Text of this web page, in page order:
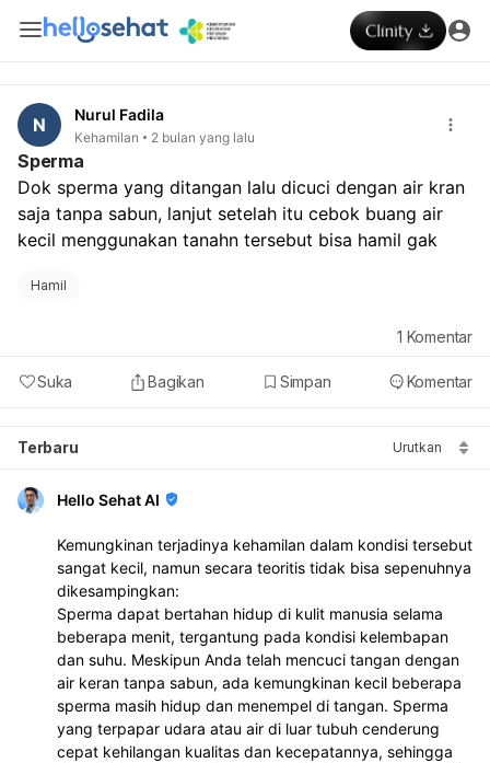
N Nurul Fadila
Kehamilan 2 bulan yang lalu
Sperma
Dok sperma yang ditangan lalu dicuci dengan air kran
saja tanpa sabun, lanjut setelah itu cebok buang air
kecil menggunakan tanahn tersebut bisa hamil gak
Hamil
Suka Bagikan Simpan Komentar
1 Komentar
Terbaru Urutkan
Hello Sehat AI
Kemungkinan terjadinya kehamilan dalam kondisi tersebut
sangat kecil, namun secara teoritis tidak bisa sepenuhnya
dikesampingkan:
Sperma dapat bertahan hidup di kulit manusia selama
beberapa menit, tergantung pada kondisi kelembapan
dan suhu. Meskipun Anda telah mencuci tangan dengan
air keran tanpa sabun, ada kemungkinan kecil beberapa
sperma masih hidup dan menempel di tangan. Sperma
yang terpapar udara atau air di luar tubuh cenderung
cepat kehilangan kualitas dan kecepatannya, sehingga